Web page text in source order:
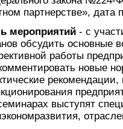
партнерстве», дата
мероприятий - с
обсудить основные
работы
новые
выступят